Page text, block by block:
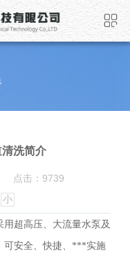
洗简介
点击：9739
小
用超高压、大流量水泵及
可安全、快捷、***实施